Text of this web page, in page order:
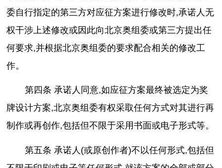
委自行指定的第三方对应征方案进行修改时,承诺人无
权干涉上述修改或因此向北京奥组委或第三方提出任
何要求,并根据北京奥组委的要求配合相关的修改工
作。
第四条 承诺人同意,如应征方案最终被选定为奖
牌设计方案,北京奥组委有权采取任何方式对其进行再
制作或再创作,包括但不限于采用书面或电子形式等。
第五条 承诺人(或原创作者)不以任何形式,包括但